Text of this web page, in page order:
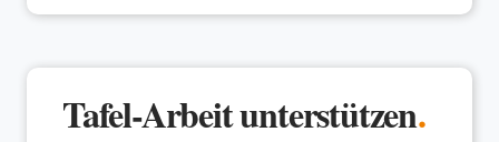
Tafel-Arbeit unterstützen.